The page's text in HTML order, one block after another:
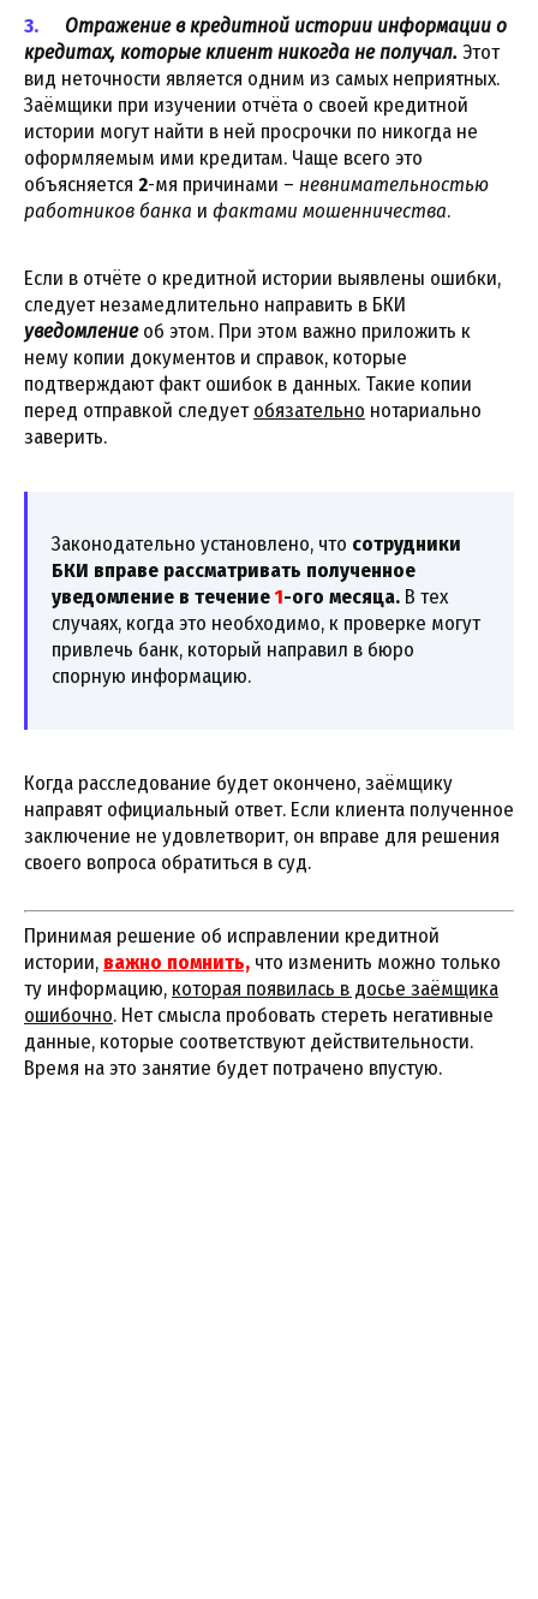
Отражение в кредитной истории информации о
кредитах, которые клиент никогда не получал.Этот
вид неточности является одним из самых неприятных.
Заёмщики при изучении отчёта о своей кредитной
истории могут найти в ней просрочки по никогда не
оформляемым ими кредитам. Чаще всего это
объясняется 2-мя причинами – невнимательностью
работников банка и фактами мошенничества.
Если в отчёте о кредитной истории выявлены ошибки,
следует незамедлительно направить в БКИ
уведомлениеоб этом. При этом важно приложить к
нему копии документов и справок, которые
подтверждают факт ошибок в данных. Такие копии
перед отправкой следуетобязательно нотариально
заверить.
Законодательно установлено, что сотрудники
БКИ вправе рассматривать полученное
уведомление в течение1-ого месяца. В тех
случаях, когда это необходимо, к проверке могут
привлечь банк, который направил в бюро
спорную информацию.
Когда расследование будет окончено, заёмщику
направят официальный ответ. Если клиента полученное
заключение не удовлетворит, он вправе для решения
своего вопроса обратиться в суд.
Принимая решение об исправлении кредитной
истории, важно помнить, что изменить можно только
ту информацию, которая появилась в досье заёмщика
ошибочно. Нет смысла пробовать стереть негативные
данные, которые соответствуют действительности.
Время на это занятие будет потрачено впустую.